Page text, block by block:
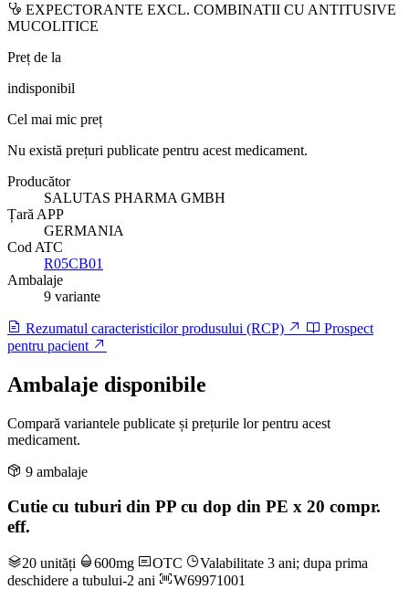
EXPECTORANTE EXCL. COMBINATII CU ANTITUSIVE
MUCOLITICE
Preț de la
indisponibil
Cel mai mic preț
Nu există prețuri publicate pentru acest medicament.
Producător
SALUTAS PHARMA GMBH
Țară APP
GERMANIA
Cod ATC
R05CB01
Ambalaje
9 variante
Rezumatul caracteristicilor produsului (RCP)
Prospect
pentru pacient
Ambalaje disponibile
Compară variantele publicate și prețurile lor pentru acest
medicament.
9 ambalaje
Cutie cu tuburi din PP cu dop din PE x 20 compr.
eff.
20 unități 600mg OTC
Valabilitate 3 ani; dupa prima
deschidere a tubului-2 ani
W69971001